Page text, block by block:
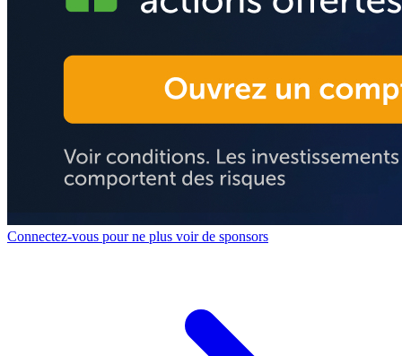
Connectez-vous pour ne plus voir de sponsors